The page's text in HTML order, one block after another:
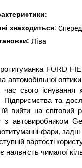
знаходиться:
Ліва
FORD
автомобільної
свого існування
Підприємства та
вийти на світовий
з автовиробником
фари,
вартості
наявність чималої